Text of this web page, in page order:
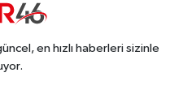
en hızlı haberleri sizinle